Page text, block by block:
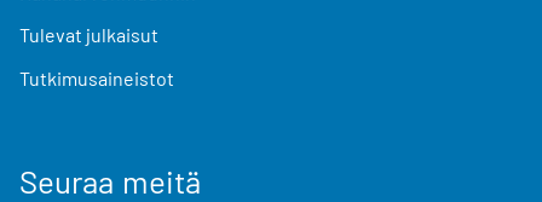
Tulevat julkaisut
Tutkimusaineistot
Seuraa meitä